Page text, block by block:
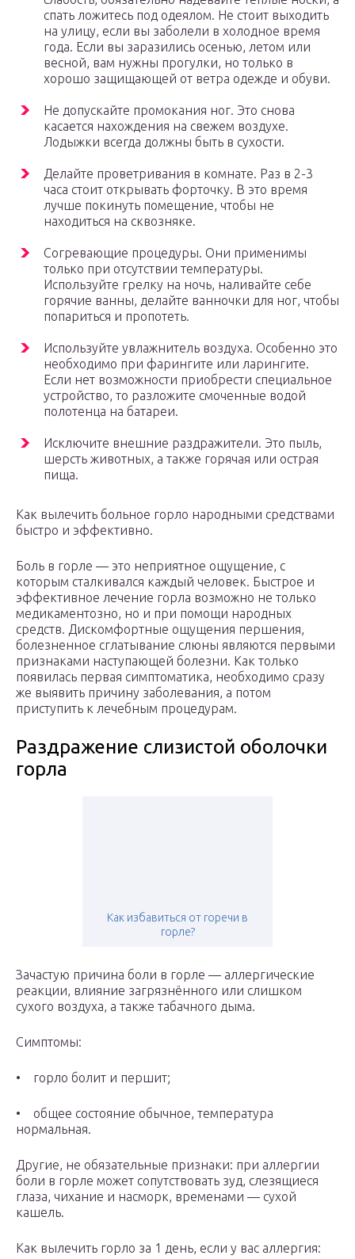
спать ложитесь под одеялом. Не стоит выходить
на улицу, если вы заболели в холодное время
года. Если вы заразились осенью, летом или
весной, вам нужны прогулки, но только в
хорошо защищающей от ветра одежде и обуви.
Не допускайте промокания ног. Это снова
касается нахождения на свежем воздухе.
Лодыжки всегда должны быть в сухости.
Делайте проветривания в комнате. Раз в 2-3
часа стоит открывать форточку. В это время
лучше покинуть помещение, чтобы не
находиться на сквозняке.
Согревающие процедуры. Они применимы
только при отсутствии температуры.
Используйте грелку на ночь, наливайте себе
горячие ванны, делайте ванночки для ног, чтобы
попариться и пропотеть.
Используйте увлажнитель воздуха. Особенно это
необходимо при фарингите или ларингите.
Если нет возможности приобрести специальное
устройство, то разложите смоченные водой
полотенца на батареи.
Исключите внешние раздражители. Это пыль,
шерсть животных, а также горячая или острая
пища.
Как вылечить больное горло народными средствами
быстро и эффективно.
Боль в горле — это неприятное ощущение, с
которым сталкивался каждый человек. Быстрое и
эффективное лечение горла возможно не только
медикаментозно, но и при помощи народных
средств. Дискомфортные ощущения першения,
болезненное сглатывание слюны являются первыми
признаками наступающей болезни. Как только
появилась первая симптоматика, необходимо сразу
же выявить причину заболевания, а потом
приступить к лечебным процедурам.
Раздражение слизистой оболочки
горла
Как избавиться от горечи в
горле?
Зачастую причина боли в горле — аллергические
реакции, влияние загрязнённого или слишком
сухого воздуха, а также табачного дыма.
Симптомы:
• горло болит и першит;
• общее состояние обычное, температура
нормальная.
Другие, не обязательные признаки: при аллергии
боли в горле может сопутствовать зуд, слезящиеся
глаза, чихание и насморк, временами — сухой
кашель.
Как вылечить горло за 1 день, если у вас аллергия: